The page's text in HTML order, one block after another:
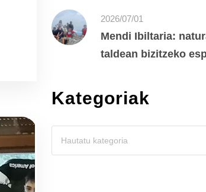
2026/07/01
Mendi Ibiltaria:
taldean bizitzeko
Kategoriak